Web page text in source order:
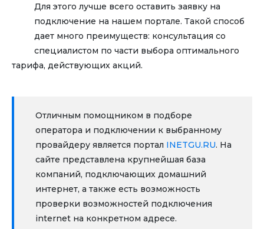
Для этого лучше всего оставить заявку на
подключение на нашем портале. Такой способ
дает много преимуществ: консультация со
специалистом по части выбора оптимального
тарифа, действующих акций.
Отличным помощником в подборе
оператора и подключении к выбранному
провайдеру является портал INETGU.RU. На
сайте представлена крупнейшая база
компаний, подключающих домашний
интернет, а также есть возможность
проверки возможностей подключения
internet на конкретном адресе.